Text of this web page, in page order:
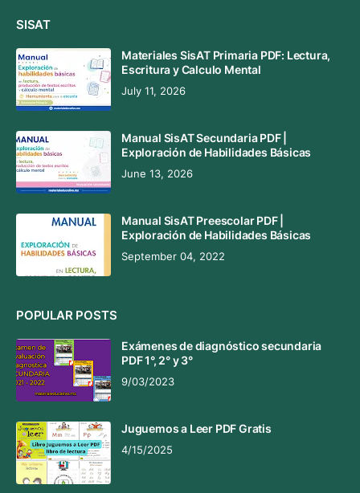
SISAT
Materiales SisAT Primaria PDF: Lectura,
Escritura y Calculo Mental
July 11, 2026
Manual SisAT Secundaria PDF |
Exploración de Habilidades Básicas
June 13, 2026
Manual SisAT Preescolar PDF |
Exploración de Habilidades Básicas
September 04, 2022
POPULAR POSTS
Exámenes de diagnóstico secundaria
PDF 1°, 2° y 3°
9/03/2023
Juguemos a Leer PDF Gratis
4/15/2025